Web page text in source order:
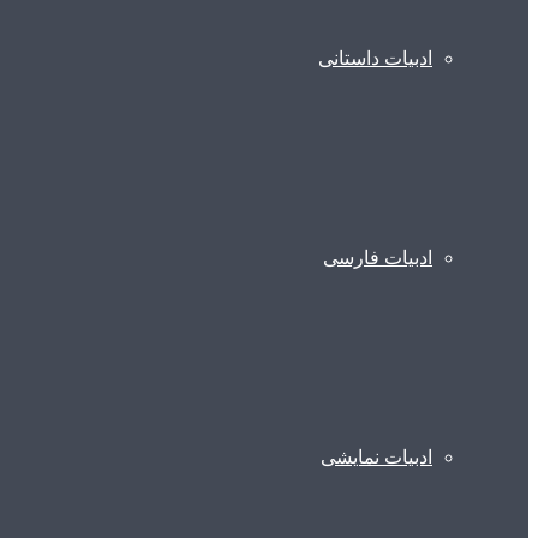
ادبیات داستانی
ادبیات فارسی
ادبیات نمایشی